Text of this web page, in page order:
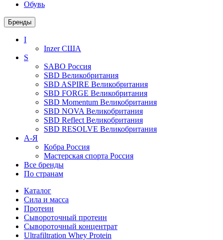
Обувь
Бренды
I
InzerСША
S
SABO Россия
SBD Великобритания
SBD ASPIRE Великобритания
SBD FORGE Великобритания
SBD Momentum Великобритания
SBD NOVA Великобритания
SBD Reflect Великобритания
SBD RESOLVE Великобритания
А-Я
Кобра Россия
Мастерская спорта Россия
Все бренды
По странам
Каталог
Сила и масса
Протеин
Сывороточный протеин
Сывороточный концентрат
Ultrafiltration Whey Protein